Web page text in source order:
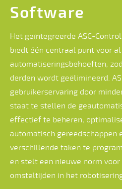
Software
Het geïntegreerde ASC-
biedt één centraal punt voor
automatiseringsbehoeften,
derden wordt geëlimineerd.
gebruikerservaring door
staat te stellen de
effectief te beheren,
automatisch gereedschappen
verschillende taken te
en stelt een nieuwe norm
omsteltijden in het